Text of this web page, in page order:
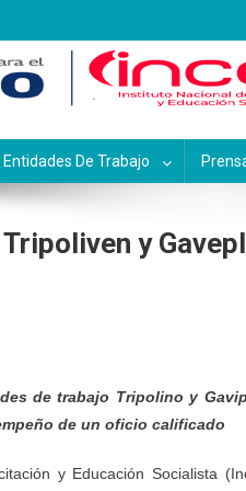
y
Entidades De Trabajo
y
de trabajo Tripolino y
de un oficio calificado
y Educación Socialista